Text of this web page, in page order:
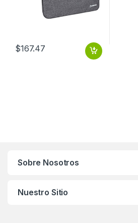
$167.47
Sobre Nosotros
Nuestro Sitio